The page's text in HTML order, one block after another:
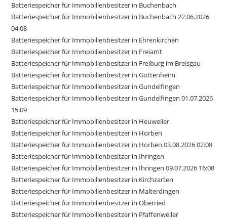
Batteriespeicher für Immobilienbesitzer in Buchenbach
Batteriespeicher für Immobilienbesitzer in Buchenbach 22.06.2026
04:08
Batteriespeicher für Immobilienbesitzer in Ehrenkirchen
Batteriespeicher für Immobilienbesitzer in Freiamt
Batteriespeicher für Immobilienbesitzer in Freiburg im Breisgau
Batteriespeicher für Immobilienbesitzer in Gottenheim
Batteriespeicher für Immobilienbesitzer in Gundelfingen
Batteriespeicher für Immobilienbesitzer in Gundelfingen 01.07.2026
15:09
Batteriespeicher für Immobilienbesitzer in Heuweiler
Batteriespeicher für Immobilienbesitzer in Horben
Batteriespeicher für Immobilienbesitzer in Horben 03.08.2026 02:08
Batteriespeicher für Immobilienbesitzer in Ihringen
Batteriespeicher für Immobilienbesitzer in Ihringen 09.07.2026 16:08
Batteriespeicher für Immobilienbesitzer in Kirchzarten
Batteriespeicher für Immobilienbesitzer in Malterdingen
Batteriespeicher für Immobilienbesitzer in Oberried
Batteriespeicher für Immobilienbesitzer in Pfaffenweiler